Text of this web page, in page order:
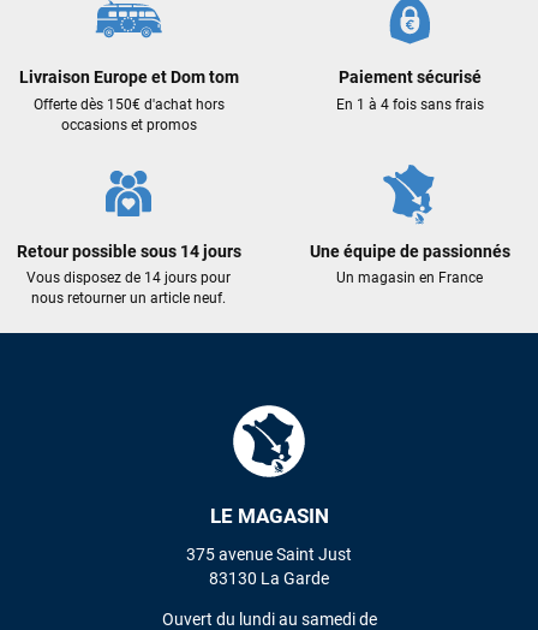
Livraison Europe et Dom tom
Offerte dès 150€ d'achat hors
occasions et promos
Paiement sécurisé
En 1 à 4 fois sans frais
Retour possible sous 14 jours
Vous disposez de 14 jours pour
nous retourner un article neuf.
Une équipe de passionnés
Un magasin en France
LE MAGASIN
375 avenue Saint Just
83130 La Garde
Ouvert du lundi au samedi de